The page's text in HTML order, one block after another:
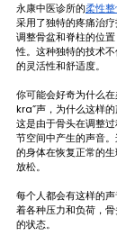
永康中医诊所的柔性
采用了独特的疼痛治
调整骨盆和脊柱的位
性。这种独特的技术
的灵活性和舒适度。
你可能会好奇为什么
kra”声，为什么这样
这是由于骨头在调整
节空间中产生的声音
的身体在恢复正常的
放松。
每个人都会有这样的
着各种压力和负荷，
的状态。